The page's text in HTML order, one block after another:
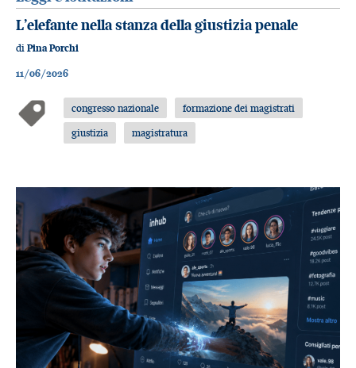
L’elefante nella stanza della giustizia penale
di Pina Porchi
11/06/2026
congresso nazionale
formazione dei magistrati
giustizia
magistratura